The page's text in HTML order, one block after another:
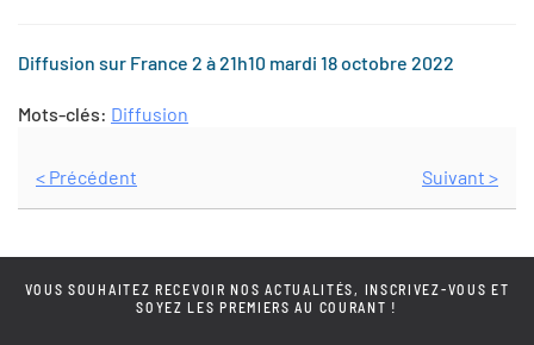
Diffusion sur France 2 à 21h10 mardi 18 octobre 2022
Mots-clés: Diffusion
< Précédent Suivant >
VOUS SOUHAITEZ RECEVOIR NOS ACTUALITÉS, INSCRIVEZ-VOUS ET
SOYEZ LES PREMIERS AU COURANT !